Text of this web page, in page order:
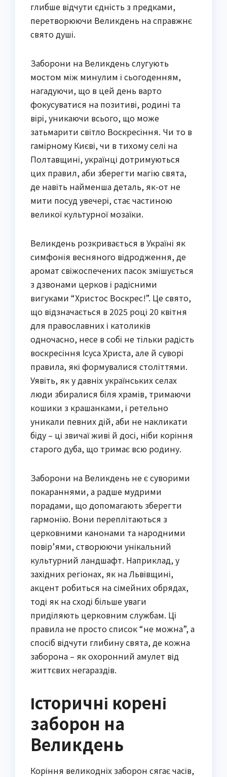
глибше відчути єдність з предками,
перетворюючи Великдень на справжнє
свято душі.
Заборони на Великдень слугують
мостом між минулим і сьогоденням,
нагадуючи, що в цей день варто
фокусуватися на позитиві, родині та
вірі, уникаючи всього, що може
затьмарити світло Воскресіння. Чи то в
гамірному Києві, чи в тихому селі на
Полтавщині, українці дотримуються
цих правил, аби зберегти магію свята,
де навіть найменша деталь, як-от не
мити посуд увечері, стає частиною
великої культурної мозаїки.
Великдень розкривається в Україні як
симфонія весняного відродження, де
аромат свіжоспечених пасок змішується
з дзвонами церков і радісними
вигуками “Христос Воскрес!”. Це свято,
що відзначається в 2025 році 20 квітня
для православних і католиків
одночасно, несе в собі не тільки радість
воскресіння Ісуса Христа, але й суворі
правила, які формувалися століттями.
Уявіть, як у давніх українських селах
люди збиралися біля храмів, тримаючи
кошики з крашанками, і ретельно
уникали певних дій, аби не накликати
біду – ці звичаї живі й досі, ніби коріння
старого дуба, що тримає всю родину.
Заборони на Великдень не є суворими
покараннями, а радше мудрими
порадами, що допомагають зберегти
гармонію. Вони переплітаються з
церковними канонами та народними
повір’ями, створюючи унікальний
культурний ландшафт. Наприклад, у
західних регіонах, як на Львівщині,
акцент робиться на сімейних обрядах,
тоді як на сході більше уваги
приділяють церковним службам. Ці
правила не просто список “не можна”, а
спосіб відчути глибину свята, де кожна
заборона – як охоронний амулет від
життєвих негараздів.
Історичні корені
заборон на
Великдень
Коріння великодніх заборон сягає часів,